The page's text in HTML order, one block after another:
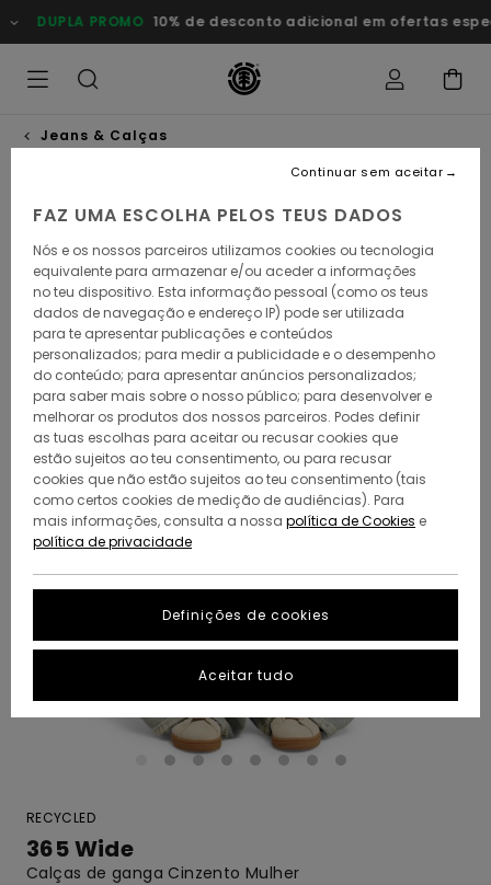
para
a
DUPLA PROMO 10% de desconto adicional em ofertas
Jeans & Calças
RECYCLED
365 Wide
Calças de ganga Cinzento Mulher
FAZ UMA ESCOLHA PELOS TEUS DADOS
Nós e os nossos parceiros utilizamos cookies ou tecnologia
equivalente para armazenar e/ou aceder a informações
no teu dispositivo. Esta informação pessoal (como os teus
dados de navegação e endereço IP) pode ser utilizada
para te apresentar publicações e conteúdos
personalizados; para medir a publicidade e o desempenho
do conteúdo; para apresentar anúncios personalizados;
para saber mais sobre o nosso público; para desenvolver e
melhorar os produtos dos nossos parceiros. Podes definir
as tuas escolhas para aceitar ou recusar cookies que
estão sujeitos ao teu consentimento, ou para recusar
cookies que não estão sujeitos ao teu consentimento (tais
como certos cookies de medição de audiências). Para
mais informações, consulta a nossa política de Cookies e
política de privacidade
Definições de cookies
Continuar sem aceitar
Aceitar tudo